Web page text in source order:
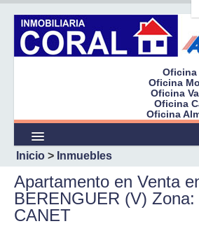
Oficina
Oficina
Oficina
Oficina
Oficina
Inmuebles
Promociones
¿Quiere Vender?
Inicio > Inmuebles
Apartamento en Venta
BERENGUER (V)
CANET